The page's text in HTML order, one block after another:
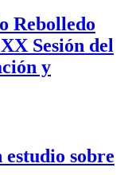
Rebolledo
Sesión del
y
sobre